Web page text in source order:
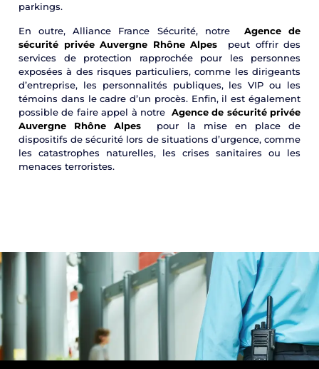
parkings.
En outre, Alliance France Sécurité, notre Agence de
sécurité privée Auvergne Rhône Alpes peut offrir des
services de protection rapprochée pour les personnes
exposées à des risques particuliers, comme les dirigeants
d’entreprise, les personnalités publiques, les VIP ou les
témoins dans le cadre d’un procès. Enfin, il est également
possible de faire appel à notre Agence de sécurité privée
Auvergne Rhône Alpes pour la mise en place de
dispositifs de sécurité lors de situations d’urgence, comme
les catastrophes naturelles, les crises sanitaires ou les
menaces terroristes.